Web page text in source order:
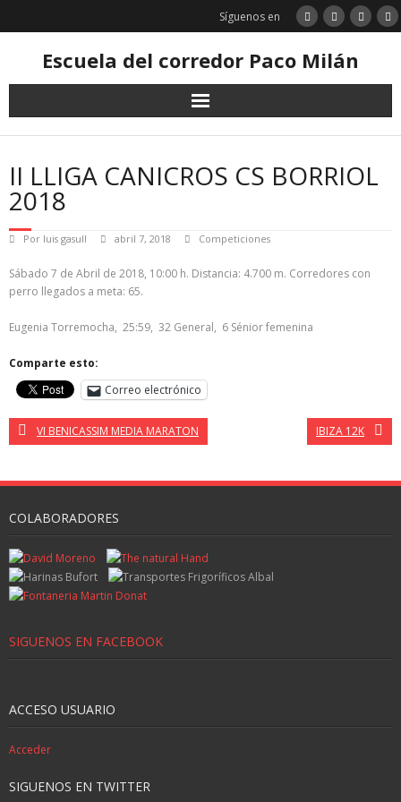
Síguenos en
Escuela del corredor Paco Milán
II LLIGA CANICROS CS BORRIOL
2018
Por luis gasull abril 7, 2018 Competiciones
Sábado 7 de Abril de 2018, 10:00 h. Distancia: 4.700 m. Corredores con
perro llegados a meta: 65.
Eugenia Torremocha, 25:59, 32 General, 6 Sénior femenina
Comparte esto:
Correo electrónico
VI BENICASSIM MEDIA MARATON IBIZA 12K
COLABORADORES
SIGUENOS EN FACEBOOK
ACCESO USUARIO
Acceder
SIGUENOS EN TWITTER